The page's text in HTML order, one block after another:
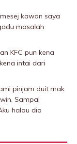
kawan saya
masalah
KFC pun kena
intai dari
pinjam duit mak
Sampai
halau dia